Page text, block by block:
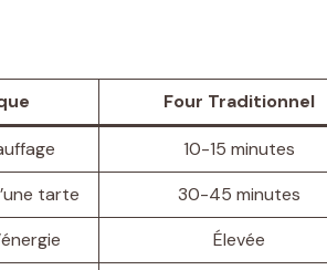
Four Traditionnel
10-15 minutes
tarte
30-45 minutes
Élevée